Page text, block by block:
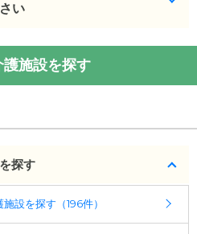
1、要支援2、要介護1、要
料金プランをご確認頂けま
い
の交通アクセス
堂2丁目3-16
施設を探す
探す
設を探す（196件）